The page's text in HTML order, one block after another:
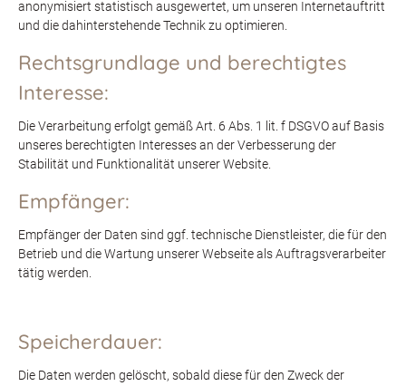
anonymisiert statistisch ausgewertet, um unseren Internetauftritt
und die dahinterstehende Technik zu optimieren.
Rechtsgrundlage und berechtigtes
Interesse:
Die Verarbeitung erfolgt gemäß Art. 6 Abs. 1 lit. f DSGVO auf Basis
unseres berechtigten Interesses an der Verbesserung der
Stabilität und Funktionalität unserer Website.
Empfänger:
Empfänger der Daten sind ggf. technische Dienstleister, die für den
Betrieb und die Wartung unserer Webseite als Auftragsverarbeiter
tätig werden.
Speicherdauer:
Die Daten werden gelöscht, sobald diese für den Zweck der